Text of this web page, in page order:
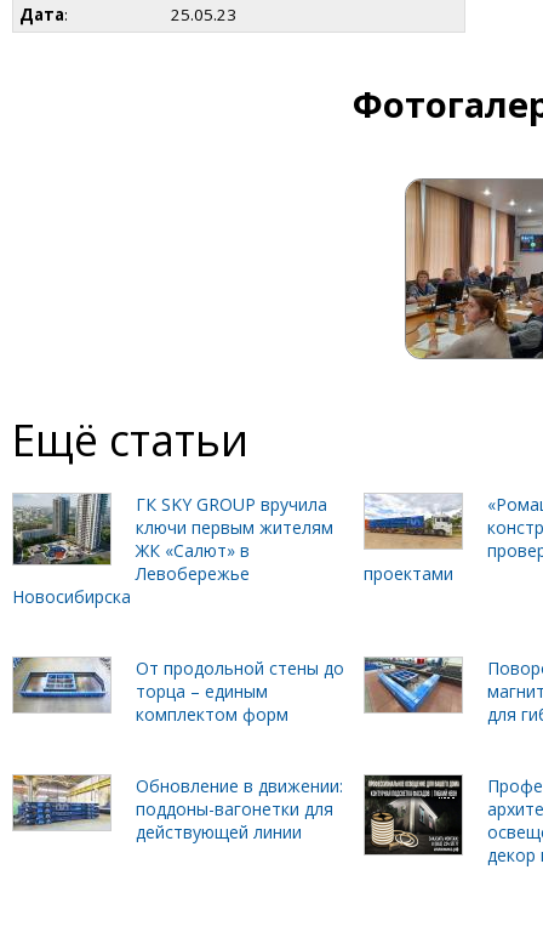
Дата: 25.05.23
Ещё статьи
ГК SKY GROUP вручила
ключи первым жителям
ЖК «Салют» в
Левобережье
Новосибирска
проектами
От продольной стены до
торца – единым
комплектом форм
для
Обновление в движении:
поддоны-вагонетки для
действующей линии
декор